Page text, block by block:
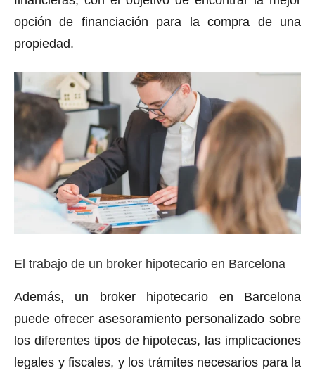
opción de financiación para la compra de una
propiedad.
El trabajo de un broker hipotecario en Barcelona
Además, un broker hipotecario en Barcelona
puede ofrecer asesoramiento personalizado sobre
los diferentes tipos de hipotecas, las implicaciones
legales y fiscales, y los trámites necesarios para la